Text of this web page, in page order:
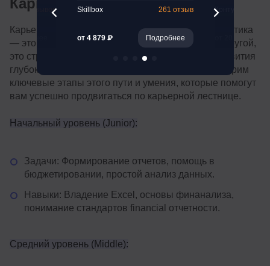
Карьерный рост
Карьерный рост в профессии финансового аналитика
— это не просто переход от одной должности к другой,
это стратегическое путешествие, требующее развития
глубоких знаний и многогранного опыта. Рассмотрим
ключевые этапы этого пути и умения, которые помогут
вам успешно продвигаться по карьерной лестнице.
Начальный уровень (Junior):
Задачи: Формирование отчетов, помощь в
бюджетировании, простой анализ данных.
Навыки: Владение Excel, основы финанализа,
понимание стандартов financial отчетности.
Средний уровень (Middle):
47 отзывов
Подробнее
Skillbox 261 отзыв
от 4 879 ₽ Подробнее
Контур.Школа
от 20 000 ₽